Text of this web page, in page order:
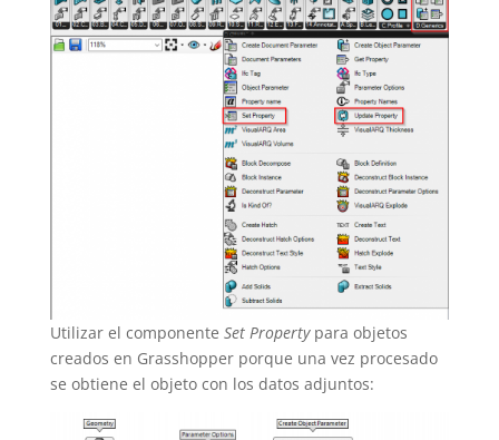
Utilizar el componente Set Propertypara objetos
creados en Grasshopper porque una vez procesado
se obtiene el objeto con los datos adjuntos: